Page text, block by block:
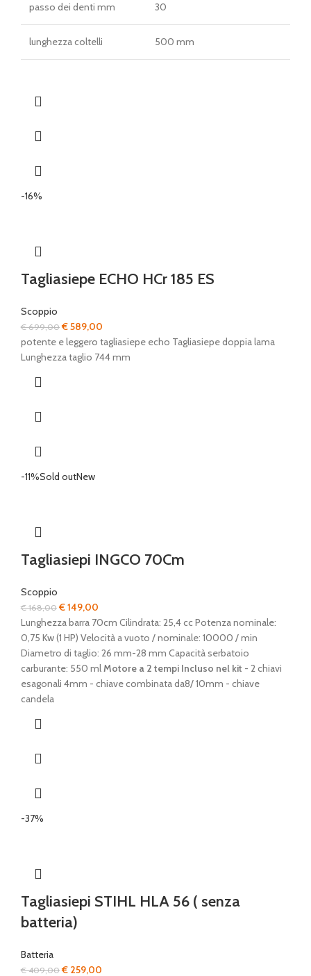
passo dei denti mm 30
lunghezza coltelli 500 mm
-16%
Tagliasiepe ECHO HCr 185 ES
Scoppio
€699,00Il
prezzo
originale
€589,00
prezzo
attuale
potente e leggero tagliasiepe echo Tagliasiepe doppia lama
Lunghezza taglio 744 mm
-11%Sold outNew
Tagliasiepi INGCO 70Cm
Scoppio
€168,00Il
prezzo
originale
era:
€ 168,00.
€149,00
prezzo
attuale
è:
€ 149,00.
Lunghezza barra 70cm Cilindrata: 25,4 cc Potenza nominale:
0,75 Kw (1 HP) Velocità a vuoto / nominale: 10000 / min
Diametro di taglio: 26 mm-28 mm Capacità serbatoio
carburante: 550 mlMotore a 2 tempi Incluso nel kit - 2 chiavi
esagonali 4mm - chiave combinata da8/ 10mm - chiave
candela
-37%
Tagliasiepi STIHL HLA 56 ( senza
batteria)
Batteria
€409,00Il€ 259,00